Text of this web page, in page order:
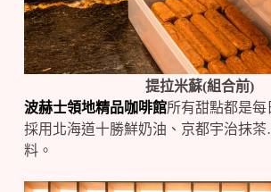
提拉米蘇(組合前)
波赫士領地精品咖啡館所有甜點都是每
採用北海道十勝鮮奶油、京都宇治抹
料。